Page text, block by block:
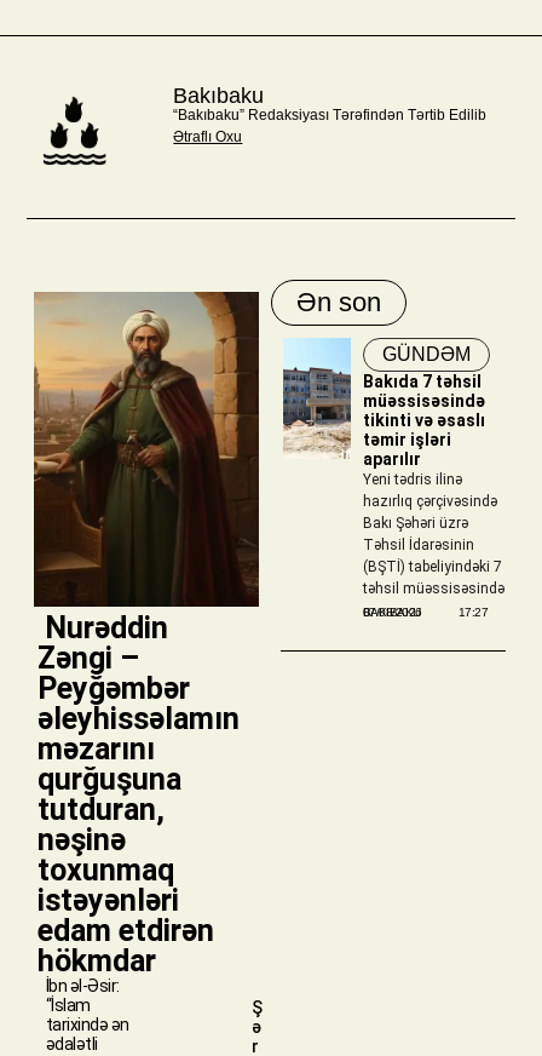
Bakıbaku
“Bakıbaku” Redaksiyası Tərəfindən Tərtib Edilib
Ətraflı Oxu
​ Nurəddin
Zəngi –
Peyğəmbər
əleyhissəlamın
məzarını
qurğuşuna
tutduran,
nəşinə
toxunmaq
istəyənləri
edam etdirən
hökmdar
İbn əl-Əsir:
“İslam
tarixində ən
ədalətli
Ş
ə
r
Ən son
GÜNDƏM
Bakıda 7 təhsil
müəssisəsində
tikinti və əsaslı
təmir işləri
aparılır
Yeni tədris ilinə
hazırlıq çərçivəsində
Bakı Şəhəri üzrə
Təhsil İdarəsinin
(BŞTİ) tabeliyindəki 7
təhsil müəssisəsində
BAKIBAKU
07/08/2026 17:27